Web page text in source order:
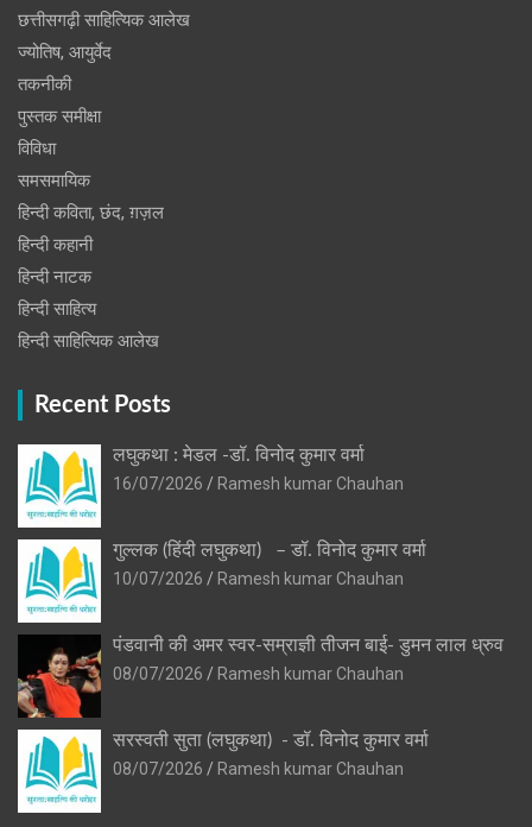
छत्तीसगढ़ी साहित्यिक आलेख
ज्योतिष, आयुर्वेद
तकनीकी
पुस्‍तक समीक्षा
विविधा
समसमायिक
हिन्दी कविता, छंद, ग़ज़ल
हिन्दी कहानी
हिन्‍दी नाटक
हिन्दी साहित्य
हिन्दी साहित्यिक आलेख
Recent Posts
लघुकथा : मेडल -डॉ. विनोद कुमार वर्मा
16/07/2026
Ramesh kumar Chauhan
गुल्लक (हिंदी लघुकथा) – डॉ. विनोद कुमार वर्मा
10/07/2026
Ramesh kumar Chauhan
पंडवानी की अमर स्वर-सम्राज्ञी तीजन बाई- डुमन लाल ध्रुव
08/07/2026
Ramesh kumar Chauhan
सरस्वती सुता (लघुकथा) ​- डॉ. विनोद कुमार वर्मा
08/07/2026
Ramesh kumar Chauhan